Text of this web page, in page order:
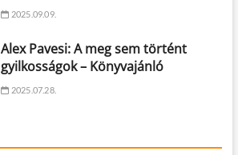
2025.09.09.
Alex Pavesi: A meg sem történt
gyilkosságok – Könyvajánló
2025.07.28.